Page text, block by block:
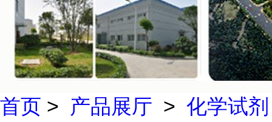
首页 > 产品展厅 > 化学试剂